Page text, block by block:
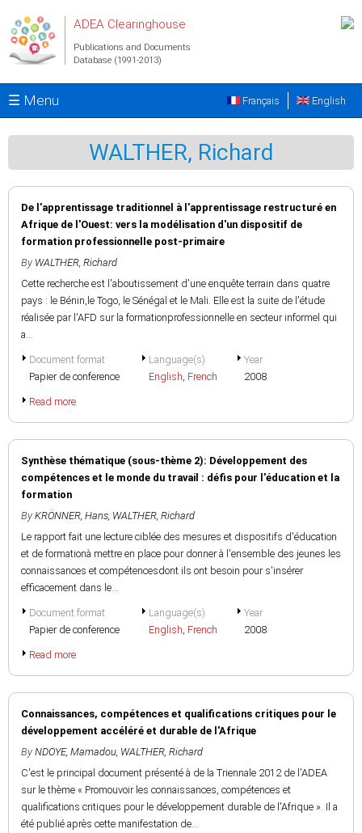
ADEA Clearinghouse
Publications and Documents
Database (1991-2013)
☰ Menu English
Français
WALTHER, Richard
De l'apprentissage traditionnel à l'apprentissage restructuré en
Afrique de l'Ouest: vers la modélisation d'un dispositif de
formation professionnelle post-primaire
By WALTHER, Richard
Cette recherche est l'aboutissement d'une enquête terrain dans quatre
pays : le Bénin,le Togo, le Sénégal et le Mali. Elle est la suite de l'étude
réalisée par l'AFD sur la formationprofessionnelle en secteur informel qui
a...
Document format
Papier de conference
Language(s)
English, French
Year
2008
Read more
Synthèse thématique (sous-thème 2): Développement des
compétences et le monde du travail : défis pour l'éducation et la
formation
By KRÖNNER, Hans, WALTHER, Richard
Le rapport fait une lecture ciblée des mesures et dispositifs d'éducation
et de formationà mettre en place pour donner à l'ensemble des jeunes les
connaissances et compétencesdont ils ont besoin pour s'insérer
efficacement dans le...
Document format
Papier de conference
Language(s)
English, French
Year
2008
Read more
Connaissances, compétences et qualifications critiques pour le
développement accéléré et durable de l'Afrique
By NDOYE, Mamadou, WALTHER, Richard
C'est le principal document présenté à de la Triennale 2012 de l'ADEA
sur le thème « Promouvoir les connaissances, compétences et
qualifications critiques pour le développement durable de l'Afrique ». Il a
été publié après cette manifestation de...